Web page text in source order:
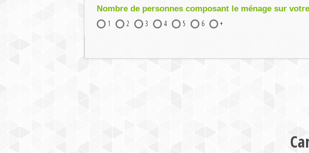
Nombre de personnes composant le ménage sur
1
2 3 4 5 6 +